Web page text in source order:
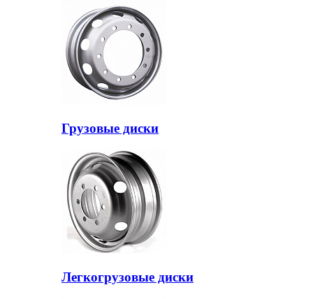
Грузовые диски
Легкогрузовые диски